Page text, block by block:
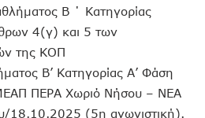
Β ΄ Κατηγορίας
4(γ) και 5 των
της ΚΟΠ
Β’ Κατηγορίας Α’ Φάση
ΠΕΡΑ Χωριό Νήσου – ΝΕΑ
18.10.2025 (5η αγωνιστική).